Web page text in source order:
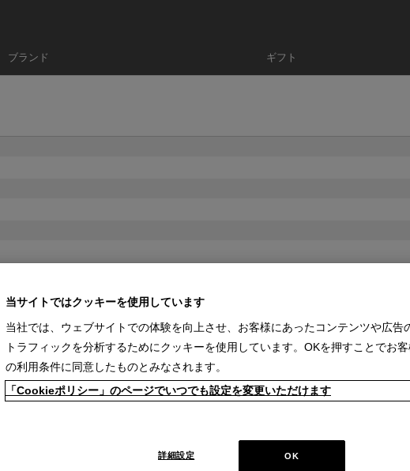
ブランド ギフト
当サイトではクッキーを使用しています
当社では、ウェブサイトでの体験を向上させ、お客様にあったコンテンツや広告
トラフィックを分析するためにクッキーを使用しています。OKを押すことでお
の利用条件に同意したものとみなされます。
「Cookieポリシー」のページでいつでも設定を変更いただけます
OK
詳細設定